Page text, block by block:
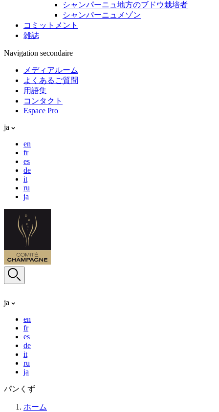
シャンパーニュ地方のブドウ栽培者
シャンパーニュメゾン
コミットメント
雑誌
Navigation secondaire
メディアルーム
よくあるご質問
用語集
コンタクト
Espace Pro
ja
en
fr
es
de
it
ru
ja
ja
en
fr
es
de
it
ru
ja
パンくず
ホーム